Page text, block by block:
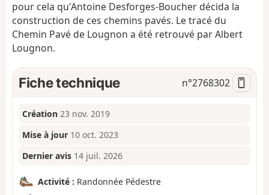
pour cela qu'Antoine Desforges-Boucher décida la
construction de ces chemins pavés. Le tracé du
Chemin Pavé de Lougnon a été retrouvé par Albert
Lougnon.
Fiche technique n°2768302
Création 23 nov. 2019
Mise à jour 10 oct. 2023
Dernier avis 14 juil. 2026
Activité : Randonnée Pédestre